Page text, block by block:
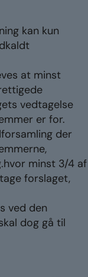
kan kun
at minst
vedtagelse
er for.
der
minst 3/4 af
forslaget,
ved den
dog gå til